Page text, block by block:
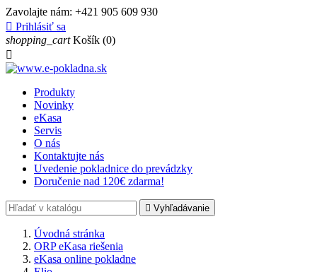
Zavolajte nám: +421 905 609 930
 Prihlásiť sa
shopping_cart Košík (0)

Produkty
Novinky
eKasa
Servis
O nás
Kontaktujte nás
Uvedenie pokladnice do prevádzky
Doručenie nad 120€ zdarma!
 Vyhľadávanie
Úvodná stránka
ORP eKasa riešenia
eKasa online pokladne